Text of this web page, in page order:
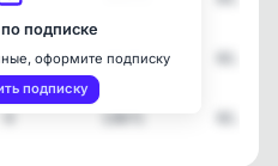
1 16125
4 13671
подписке
оформите подписку
подписку